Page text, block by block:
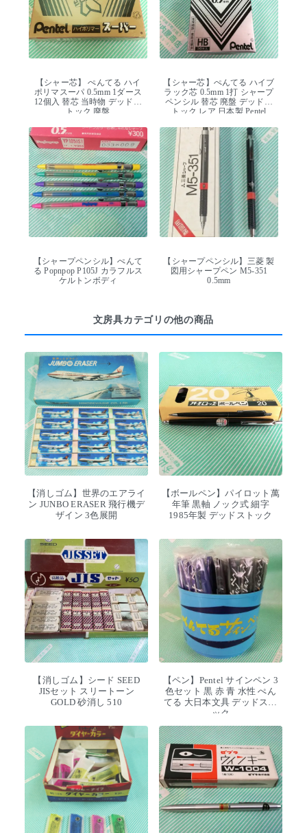
【シャー芯】 ぺんてる ハイ
ポリマスーパ 0.5mm 1ダース
12個入 替芯 当時物 デッドス
トック 廃盤
【シャー芯】ぺんてる ハイブ
ラック芯 0.5mm 1打 シャープ
ペンシル 替芯 廃盤 デッドス
トック レア 日本製 Pentel
【シャープペンシル】ぺんて
る Popnpop P105J カラフルス
ケルトンボディ
【シャープペンシル】三菱 製
図用シャープペン M5-351
0.5mm
文房具カテゴリの他の商品
【消しゴム】世界のエアライ
ン JUNBO ERASER 飛行機デ
ザイン 3色展開
【ボールペン】パイロット萬
年筆 黒軸 ノック式 細字
1985年製 デッドストック
【消しゴム】シード SEED
JISセット スリートーン
GOLD 砂消し 510
【ペン】Pentel サインペン 3
色セット 黒 赤 青 水性 ぺん
てる 大日本文具 デッドスト
ック